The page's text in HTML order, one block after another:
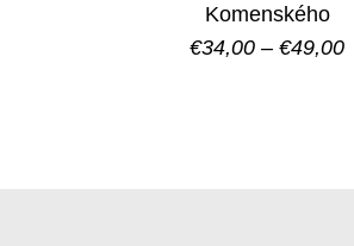
Komenského
€34,00 – €49,00